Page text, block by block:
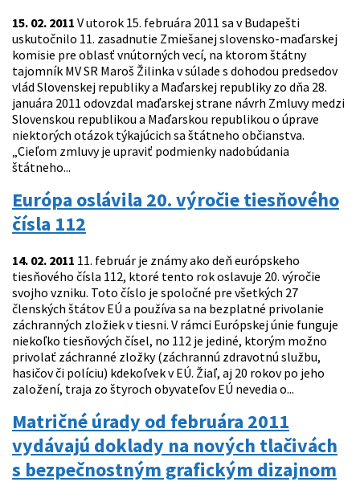
15. 02. 2011 V utorok 15. februára 2011 sa v Budapešti
uskutočnilo 11. zasadnutie Zmiešanej slovensko-maďarskej
komisie pre oblasť vnútorných vecí, na ktorom štátny
tajomník MV SR Maroš Žilinka v súlade s dohodou predsedov
vlád Slovenskej republiky a Maďarskej republiky zo dňa 28.
januára 2011 odovzdal maďarskej strane návrh Zmluvy medzi
Slovenskou republikou a Maďarskou republikou o úprave
niektorých otázok týkajúcich sa štátneho občianstva.
„Cieľom zmluvy je upraviť podmienky nadobúdania
štátneho...
Európa oslávila 20. výročie tiesňového
čísla 112
14. 02. 2011 11. február je známy ako deň európskeho
tiesňového čísla 112, ktoré tento rok oslavuje 20. výročie
svojho vzniku. Toto číslo je spoločné pre všetkých 27
členských štátov EÚ a používa sa na bezplatné privolanie
záchranných zložiek v tiesni. V rámci Európskej únie funguje
niekoľko tiesňových čísel, no 112 je jediné, ktorým možno
privolať záchranné zložky (záchrannú zdravotnú službu,
hasičov či políciu) kdekoľvek v EÚ. Žiaľ, aj 20 rokov po jeho
založení, traja zo štyroch obyvateľov EÚ nevedia o...
Matričné úrady od februára 2011
vydávajú doklady na nových tlačivách
s bezpečnostným grafickým dizajnom